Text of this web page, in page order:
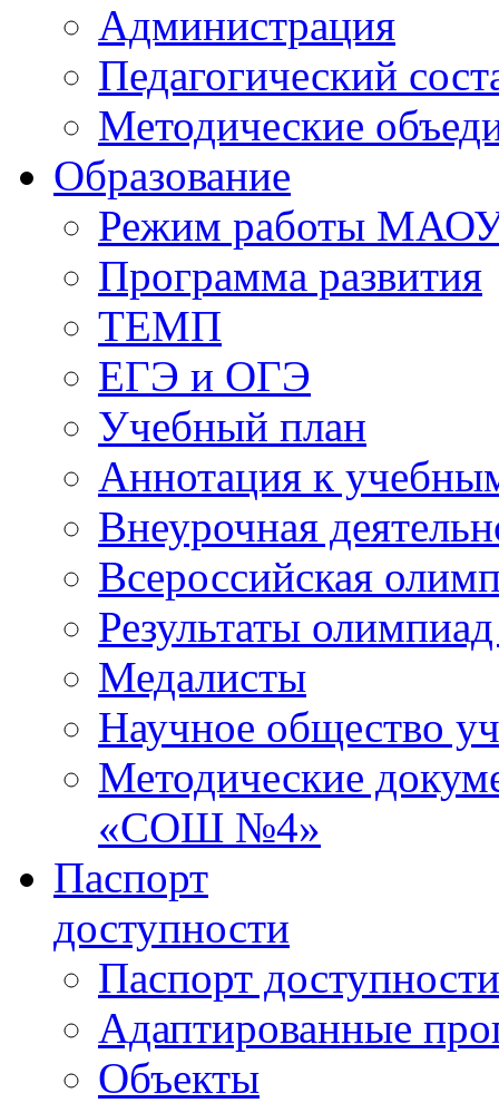
Администрация
Педагогический
Методические
Образование
Режим работы
Программа развития
ТЕМП
ЕГЭ и ОГЭ
Учебный план
Аннотация к
Внеурочная
Всероссийская
Результаты
Медалисты
Научное общество
Методические
«СОШ №4»
Паспорт
доступности
Паспорт доступности
Адаптированные
Объекты